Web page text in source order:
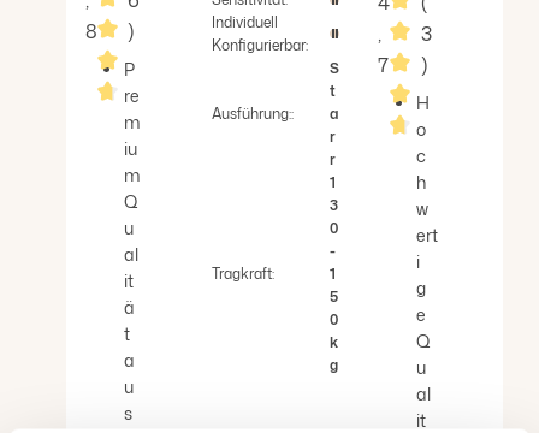
8
Durchschnittliche Bewertung von 4.83 von 5
)
P
re
m
iu
m
Q
u
al
it
ä
t
a
u
s
Individuell
Konfigurierbar:
Ausführung::
S
t
a
r
r
Tragkraft:
1
3
0
-
1
5
0
k
g
,
7
3
)
H
o
c
h
w
ert
i
g
e
Q
u
al
it